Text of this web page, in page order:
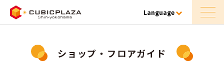
Language
ショップ・フロアガイド